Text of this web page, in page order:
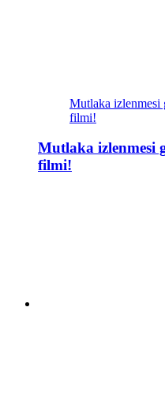
Mutlaka izlenmesi
filmi!
Mutlaka izlenmesi
filmi!